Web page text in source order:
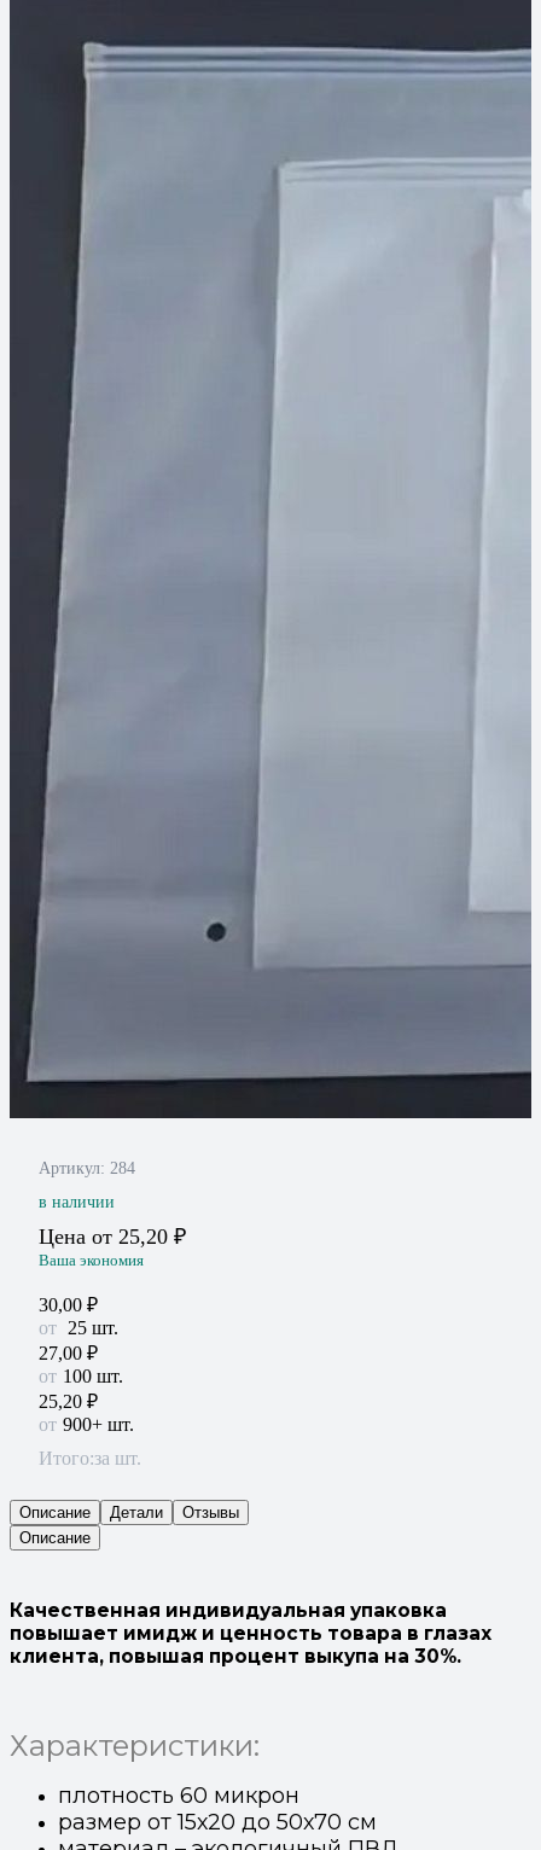
Артикул: 284
в наличии
Цена от 25,20 ₽
Ваша экономия
30,00 ₽
25 шт.
27,00 ₽
100 шт.
25,20 ₽
900+ шт.
Итого:за шт.
Описание Детали
Отзывы
Описание
Качественная индивидуальная упаковка
повышает имидж и ценность товара в глазах
клиента, повышая процент выкупа на 30%.
Характеристики:
плотность 60 микрон
размер от 15х20 до 50х70 см